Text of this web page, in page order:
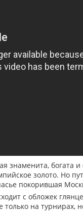
знаменита, богата
золото. Но
покорившая
с обложек
только на турнирах,